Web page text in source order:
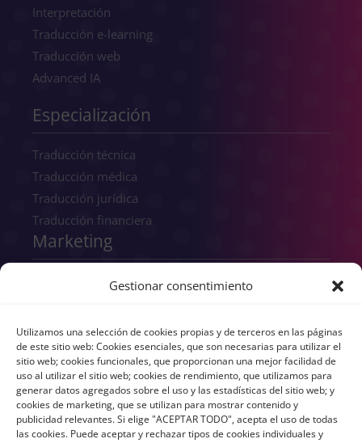
Gestionar consentimiento
Utilizamos una selección de cookies propias y de terceros en las páginas
de este sitio web: Cookies esenciales, que son necesarias para utilizar el
sitio web; cookies funcionales, que proporcionan una mejor facilidad de
uso al utilizar el sitio web; cookies de rendimiento, que utilizamos para
generar datos agregados sobre el uso y las estadísticas del sitio web; y
cookies de marketing, que se utilizan para mostrar contenido y
publicidad relevantes. Si elige "ACEPTAR TODO", acepta el uso de todas
las cookies. Puede aceptar y rechazar tipos de cookies individuales y
Interpretación
Traducción e-learning
Traducción web
Advanced IA
Especialización
Traducción técnica
Traducción médica
Traducción jurídica
Traducción financiera
Marketing
GEO
Consultoría digital
Copywriting
Transcreación
UX/UI
Branding